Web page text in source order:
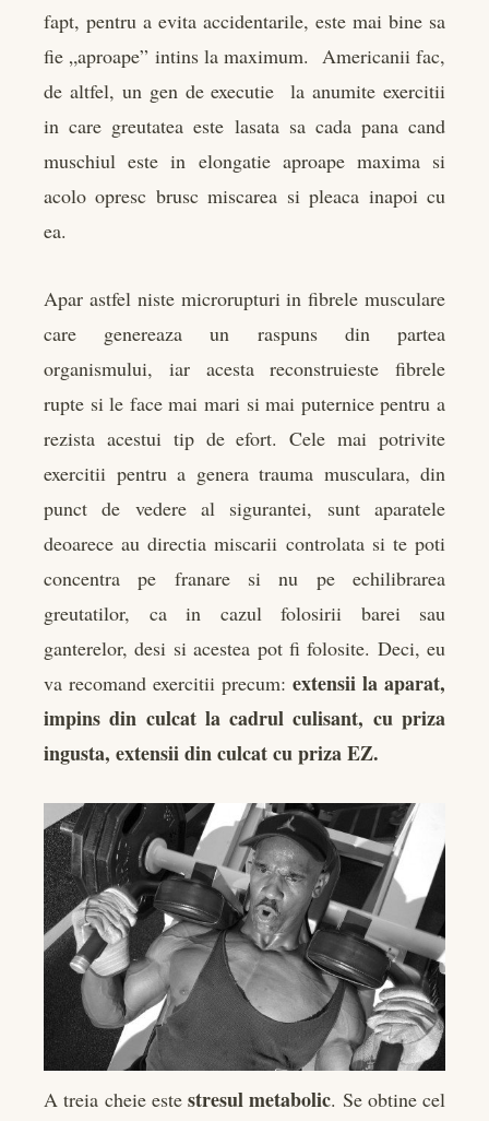
fapt, pentru a evita accidentarile, este mai bine sa
fie „aproape” intins la maximum. Americanii fac,
de altfel, un gen de executie la anumite exercitii
in care greutatea este lasata sa cada pana cand
muschiul este in elongatie aproape maxima si
acolo opresc brusc miscarea si pleaca inapoi cu
ea.
Apar astfel niste microrupturi in fibrele musculare
care genereaza un raspuns din partea
organismului, iar acesta reconstruieste fibrele
rupte si le face mai mari si mai puternice pentru a
rezista acestui tip de efort. Cele mai potrivite
exercitii pentru a genera trauma musculara, din
punct de vedere al sigurantei, sunt aparatele
deoarece au directia miscarii controlata si te poti
concentra pe franare si nu pe echilibrarea
greutatilor, ca in cazul folosirii barei sau
ganterelor, desi si acestea pot fi folosite. Deci, eu
va recomand exercitii precum: extensii la aparat,
impins din culcat la cadrul culisant, cu priza
ingusta, extensii din culcat cu priza EZ.
A treia cheie este stresul metabolic. Se obtine cel